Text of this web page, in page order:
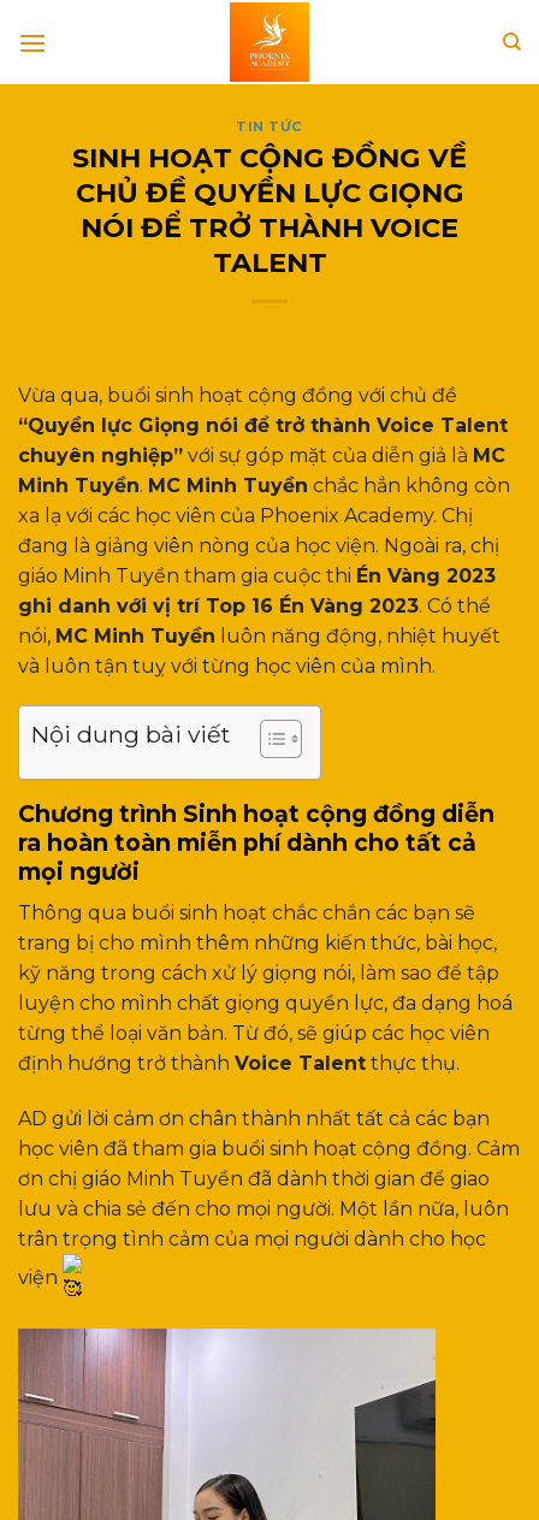
TIN TỨC
SINH HOẠT CỘNG ĐỒNG VỀ
CHỦ ĐỀ QUYỀN LỰC GIỌNG
NÓI ĐỂ TRỞ THÀNH VOICE
TALENT
Vừa qua, buổi sinh hoạt cộng đồng với chủ đề
“Quyền lực Giọng nói để trở thành Voice Talent
chuyên nghiệp” với sự góp mặt của diễn giả là MC
Minh Tuyền. MC Minh Tuyền chắc hẳn không còn
xa lạ với các học viên của Phoenix Academy. Chị
đang là giảng viên nòng của học viện. Ngoài ra, chị
giáo Minh Tuyền tham gia cuộc thi Én Vàng 2023
ghi danh với vị trí Top 16 Én Vàng 2023. Có thể
nói, MC Minh Tuyền luôn năng động, nhiệt huyết
và luôn tận tuỵ với từng học viên của mình.
Nội dung bài viết
Chương trình Sinh hoạt cộng đồng diễn
ra hoàn toàn miễn phí dành cho tất cả
mọi người
Thông qua buổi sinh hoạt chắc chắn các bạn sẽ
trang bị cho mình thêm những kiến thức, bài học,
kỹ năng trong cách xử lý giọng nói, làm sao để tập
luyện cho mình chất giọng quyền lực, đa dạng hoá
từng thể loại văn bản. Từ đó, sẽ giúp các học viên
định hướng trở thành Voice Talent thực thụ.
AD gửi lời cảm ơn chân thành nhất tất cả các bạn
học viên đã tham gia buổi sinh hoạt cộng đồng. Cảm
ơn chị giáo Minh Tuyền đã dành thời gian để giao
lưu và chia sẻ đến cho mọi người. Một lần nữa, luôn
trân trọng tình cảm của mọi người dành cho học
viện